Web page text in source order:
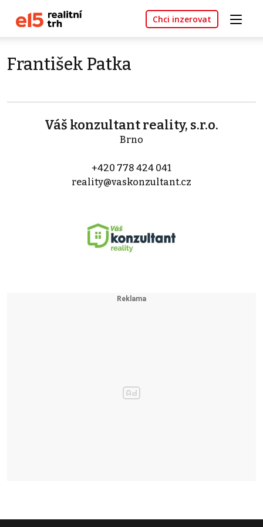
Chci inzerovat
František Patka
Váš konzultant reality, s.r.o.
Brno
+420 778 424 041
reality@vaskonzultant.cz